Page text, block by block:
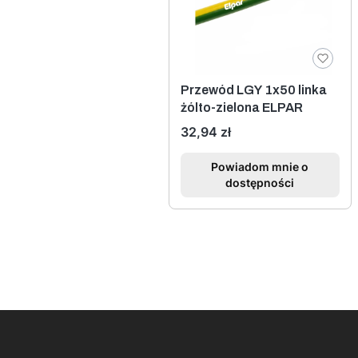
Przewód LGY 1x50 linka
żólto-zielona ELPAR
Cena
32,94 zł
Powiadom mnie o
dostępności